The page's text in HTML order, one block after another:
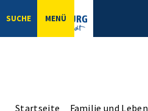
SUCHE MENÜ
Startseite Familie und Leben